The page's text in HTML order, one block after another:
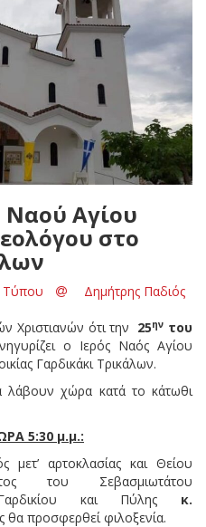
Ναού Αγίου
στο
Τύπου Δημήτρης Παδιός
Χριστιανών ότι την 25ην του
ο Ιερός Ναός Αγίου
Γαρδικάκι Τρικάλων.
λάβουν χώρα κατά το κάτωθι
5:30 μ.μ.:
μετ’ αρτοκλασίας και Θείου
του Σεβασμιωτάτου
και Πύλης κ.
θα προσφερθεί φιλοξενία.